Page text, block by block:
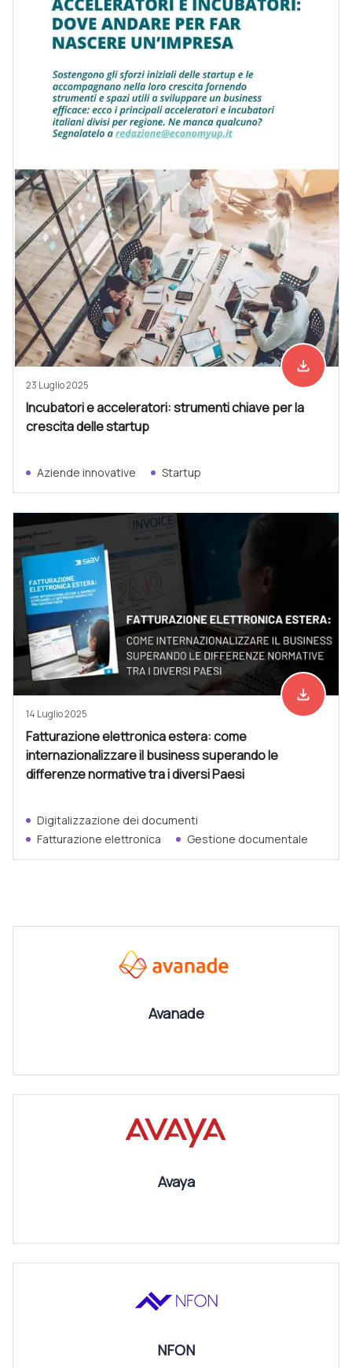
Scarica
file_download
23 Luglio 2025
Incubatori e acceleratori: strumenti chiave per la
crescita delle startup
Aziende innovative Startup
Scarica
file_download
14 Luglio 2025
Fatturazione elettronica estera: come
internazionalizzare il business superando le
differenze normative tra i diversi Paesi
Digitalizzazione dei documenti
Fatturazione elettronica
Gestione documentale
Avanade
Avaya
NFON